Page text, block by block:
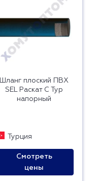
Шланг плоский ПВХ
SEL Раскат С Тур
напорный
Турция
Смотреть
цены